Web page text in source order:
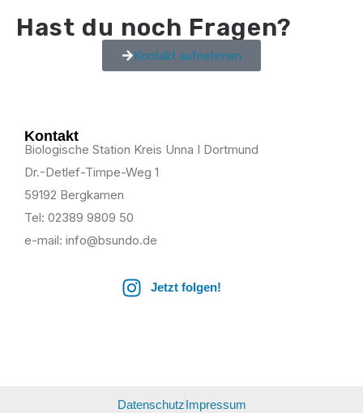
Hast du noch Fragen?
Kontakt aufnehmen
Kontakt
Biologische Station Kreis Unna I Dortmund
Dr.-Detlef-Timpe-Weg 1
59192 Bergkamen
Tel: 02389 9809 50
e-mail: info@bsundo.de
Jetzt folgen!
DatenschutzImpressum